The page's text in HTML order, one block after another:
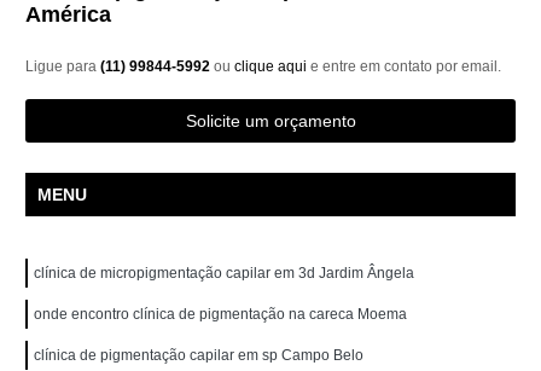
América
Ligue para(11) 99844-5992ouclique aqui e entre em contato por email.
Solicite um orçamento
MENU
clínica de micropigmentação capilar em 3d Jardim Ângela
onde encontro clínica de pigmentação na careca Moema
clínica de pigmentação capilar em sp Campo Belo